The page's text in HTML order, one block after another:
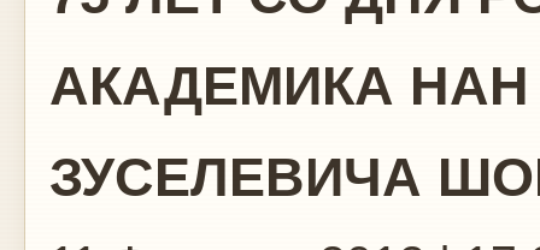
АКАДЕМИКА
ЗУСЕЛЕВИЧА